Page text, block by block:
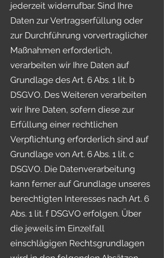
jederzeit widerrufbar. Sind Ihre
Daten zur Vertragserfüllung oder
zur Durchführung vorvertraglicher
Maßnahmen erforderlich,
verarbeiten wir Ihre Daten auf
Grundlage des Art. 6 Abs. 1 lit. b
DSGVO. Des Weiteren verarbeiten
wir Ihre Daten, sofern diese zur
Erfüllung einer rechtlichen
Verpflichtung erforderlich sind auf
Grundlage von Art. 6 Abs. 1 lit. c
DSGVO. Die Datenverarbeitung
kann ferner auf Grundlage unseres
berechtigten Interesses nach Art. 6
Abs. 1 lit. f DSGVO erfolgen. Über
die jeweils im Einzelfall
einschlägigen Rechtsgrundlagen